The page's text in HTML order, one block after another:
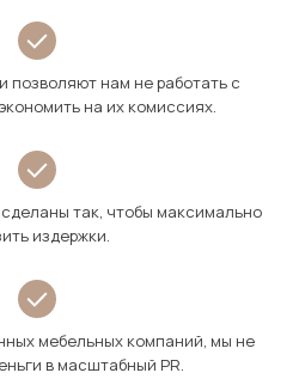
позволяют нам не работать с
на их комиссиях.
так, чтобы максимально
издержки.
мебельных компаний, мы не
в масштабный PR.